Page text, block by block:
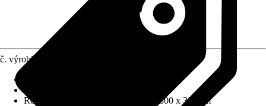
č. výrobku
Rozměry š x h bez přesahu střechy
300 x 300 cm